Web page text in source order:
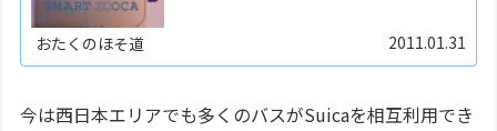
おたくのほそ道 2011.01.31
今は西日本エリアでも多くのバスがSuicaを相互利用でき